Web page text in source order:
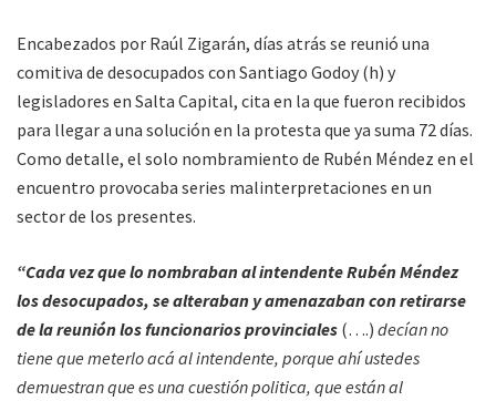
Encabezados por Raúl Zigarán, días atrás se reunió una
comitiva de desocupados con Santiago Godoy (h) y
legisladores en Salta Capital, cita en la que fueron recibidos
para llegar a una solución en la protesta que ya suma 72 días.
Como detalle, el solo nombramiento de Rubén Méndez en el
encuentro provocaba series malinterpretaciones en un
sector de los presentes.
“Cada vez que lo nombraban al intendente Rubén Méndez
los desocupados, se alteraban y amenazaban con retirarse
de la reunión los funcionarios provinciales (….) decían no
tiene que meterlo acá al intendente, porque ahí ustedes
demuestran que es una cuestión politica, que están al